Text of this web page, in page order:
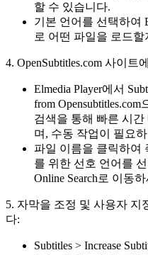
할 수 있습니다.
기본 언어를 선택하여
로 어떤 파일을 로드
4. OpenSubtitles.com 사이트
Elmedia Player에서
from
검색을 통해 빠른 시
며, 수동 작업이 필요
파일 이름을 클릭하여
를 위한 선호 언어를 선
Online Search로 이동
5. 자막을 조정 및 사용자 지
다:
Subtitles > Increase